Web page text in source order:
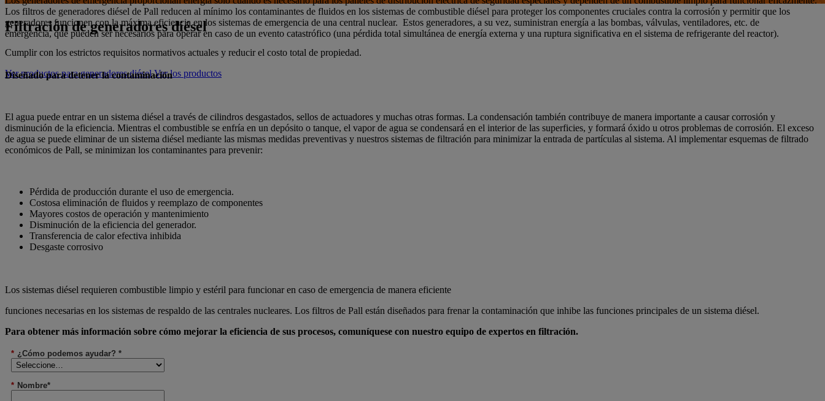
Filtración de generadores diésel
Cumplir con los estrictos requisitos normativos actuales y reducir el costo total de propiedad.
Ver productos para generadores diésel Ver los productos
Los filtros de generadores diésel de Pall reducen al mínimo los contaminantes de fluidos en los sistemas de combustible diésel para proteger los componentes cruciales contra la corrosión y permitir que los
generadores funcionen con la máxima eficiencia en los sistemas de emergencia de una central nuclear. Estos generadores, a su vez, suministran energía a las bombas, válvulas, ventiladores, etc. de
emergencia, que pueden ser necesarios para operar en caso de un evento catastrófico (una pérdida total simultánea de energía externa y una ruptura significativa en el sistema de refrigerante del reactor).
Diseñado para detener la contaminación
El agua puede entrar en un sistema diésel a través de cilindros desgastados, sellos de actuadores y muchas otras formas. La condensación también contribuye de manera importante a causar corrosión y
disminución de la eficiencia. Mientras el combustible se enfría en un depósito o tanque, el vapor de agua se condensará en el interior de las superficies, y formará óxido u otros problemas de corrosión. El exceso
de agua se puede eliminar de un sistema diésel mediante las mismas medidas preventivas y nuestros sistemas de filtración para minimizar la entrada de partículas al sistema. Al implementar esquemas de filtrado
económicos de Pall, se minimizan los contaminantes para prevenir:
Pérdida de producción durante el uso de emergencia.
Costosa eliminación de fluidos y reemplazo de componentes
Mayores costos de operación y mantenimiento
Disminución de la eficiencia del generador.
Transferencia de calor efectiva inhibida
Desgaste corrosivo
Los sistemas diésel requieren combustible limpio y estéril para funcionar en caso de emergencia de manera eficiente
funciones necesarias en los sistemas de respaldo de las centrales nucleares. Los filtros de Pall están diseñados para frenar la contaminación que inhibe las funciones principales de un sistema diésel.
Para obtener más información sobre cómo mejorar la eficiencia de sus procesos, comuníquese con nuestro equipo de expertos en filtración.
* ¿Cómo podemos ayudar? *
* Nombre*